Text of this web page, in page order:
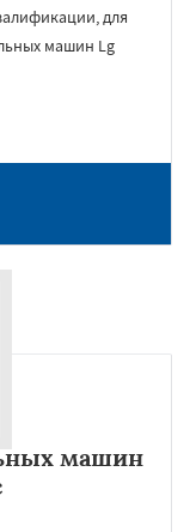
для
машин Lg
машин